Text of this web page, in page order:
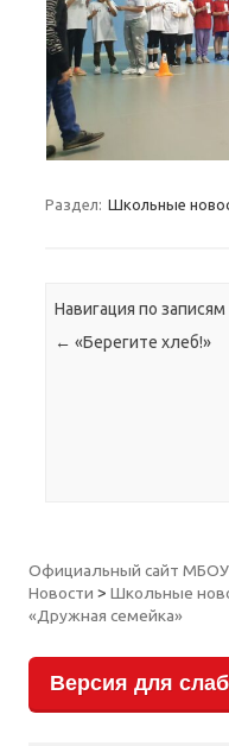
Раздел: Школьные
Навигация по записям
← «Берегите хлеб!»
Официальный сайт МБОУ
Новости > Школьные
«Дружная семейка»
Версия для